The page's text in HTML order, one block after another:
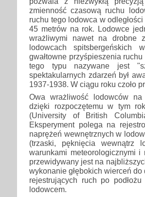
zmienność czasową ruchu
ruchu tego lodowca w
45 metrów na rok. Lodowce
wrażliwymi nawet na drobne
lodowcach spitsbergeńskich
gwałtowne przyśpieszenia
tego typu nazywane jest
spektakularnych zdarzeń był
1937-1938. W ciągu roku czoło
Owa wrażliwość lodowców
dzięki rozpoczętemu w tym
(University of British
Eksperyment polega na
naprężeń wewnętrznych w
(trzaski, pęknięcia wewnątrz
warunkami meteorologicznymi
przewidywany jest na
wykonanie głębokich wierceń
rejestrujących ruch po
lodowcem.